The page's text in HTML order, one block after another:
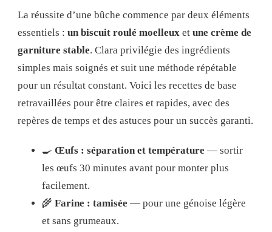
La réussite d’une bûche commence par deux éléments
essentiels : un biscuit roulé moelleux et une crème de
garniture stable. Clara privilégie des ingrédients
simples mais soignés et suit une méthode répétable
pour un résultat constant. Voici les recettes de base
retravaillées pour être claires et rapides, avec des
repères de temps et des astuces pour un succès garanti.
🍳 Œufs : séparation et température — sortir
les œufs 30 minutes avant pour monter plus
facilement.
🌾 Farine : tamisée — pour une génoise légère
et sans grumeaux.